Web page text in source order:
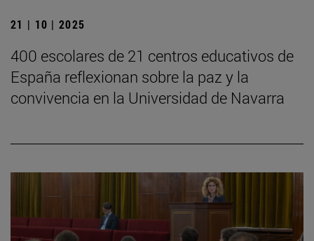
21 | 10 | 2025
400 escolares de 21 centros educativos de
España reflexionan sobre la paz y la
convivencia en la Universidad de Navarra